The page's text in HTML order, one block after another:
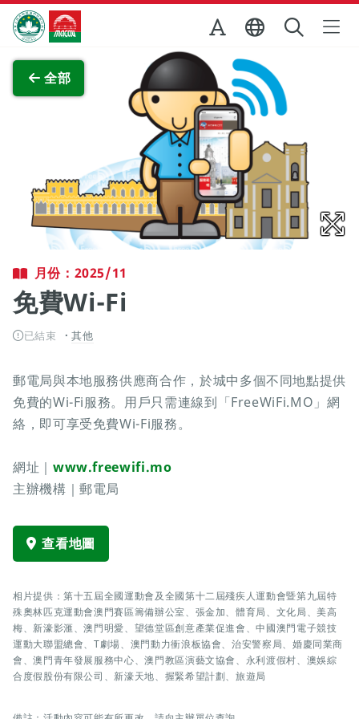
跳至主内容
澳門特別行政區政府旅遊局
全部
查看原圖
月份：2025/11
免費Wi-Fi
已結束 其他
郵電局與本地服務供應商合作，於城中多個不同地點提供
免費的Wi-Fi服務。用戶只需連線到「FreeWiFi.MO」網
絡，即可享受免費Wi-Fi服務。
網址｜ www.freewifi.mo
主辦機構｜郵電局
查看地圖
相片提供：第十五屆全國運動會及全國第十二屆殘疾人運動會暨第九屆特
殊奧林匹克運動會澳門賽區籌備辦公室、張金加、體育局、文化局、美高
梅、新濠影滙、澳門明愛、望德堂區創意產業促進會、中國澳門電子競技
運動大聯盟總會、T劇場、澳門動力衝浪板協會、治安警察局、婚慶同業商
會、澳門青年發展服務中心、澳門教區演藝文協會、永利渡假村、澳娛綜
合度假股份有限公司、新濠天地、握緊希望計劃、旅遊局